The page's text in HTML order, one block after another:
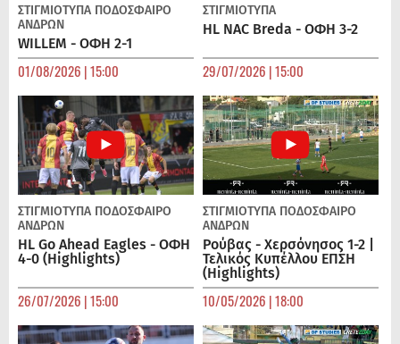
ΣΤΙΓΜΙΟΤΥΠΑ ΠΟΔΌΣΦΑΙΡΟ
ΑΝΔΡΏΝ
WILLEM - ΟΦΗ 2-1
01/08/2026 | 15:00
ΣΤΙΓΜΙΟΤΥΠΑ
HL NAC Breda - ΟΦΗ 3-2
29/07/2026 | 15:00
ΣΤΙΓΜΙΟΤΥΠΑ ΠΟΔΌΣΦΑΙΡΟ
ΑΝΔΡΏΝ
HL Go Ahead Eagles - ΟΦΗ
4-0 (Highlights)
26/07/2026 | 15:00
ΣΤΙΓΜΙΟΤΥΠΑ ΠΟΔΌΣΦΑΙΡΟ
ΑΝΔΡΏΝ
Ρούβας - Χερσόνησος 1-2 |
Τελικός Κυπέλλου ΕΠΣΗ
(Highlights)
10/05/2026 | 18:00